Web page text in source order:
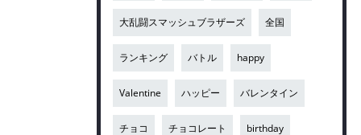
大乱闘スマッシュブラザーズ 全国
ランキング バトル happy
Valentine ハッピー バレンタイン
チョコ チョコレート birthday